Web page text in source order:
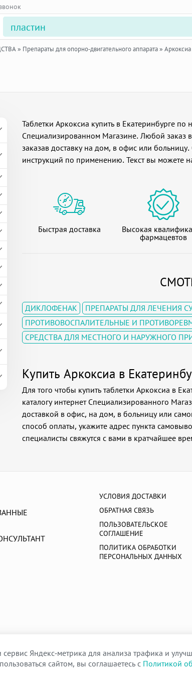
» Препараты для опорно-двигательного аппарата» Аркоксиа
Таблетки Аркоксиа купить в Екатеринбурге
Специализированном Магазине. Любой заказ
заказав доставку на дом, в офис или
инструкций по применению. Текст вы можете
Купить Аркоксиа в
Для того чтобы купить таблетки Аркоксиа в
каталогу интернет Специализированного
доставкой в офис, на дом, в больницу или
способ оплаты, укажите адрес пункта
специалисты свяжутся с вами в кратчайшее
Быстрая доставка Высокая
фармацевтов
ДИКЛОФЕНАК
ПРЕПАРАТЫ ДЛЯ ЛЕЧЕНИЯ
ПРОТИВОВОСПАЛИТЕЛЬНЫЕ И
СРЕДСТВА ДЛЯ МЕСТНОГО И НАРУЖНОГО
УСЛОВИЯ ДОСТАВКИ
ОБРАТНАЯ СВЯЗЬ
ПОЛЬЗОВАТЕЛЬСКОЕ
СОГЛАШЕНИЕ
ПОЛИТИКА ОБРАБОТКИ
ПЕРСОНАЛЬНЫХ ДАННЫХ
Яндекс-метрика для анализа трафика и
сайтом, вы соглашаетесь с Политикой